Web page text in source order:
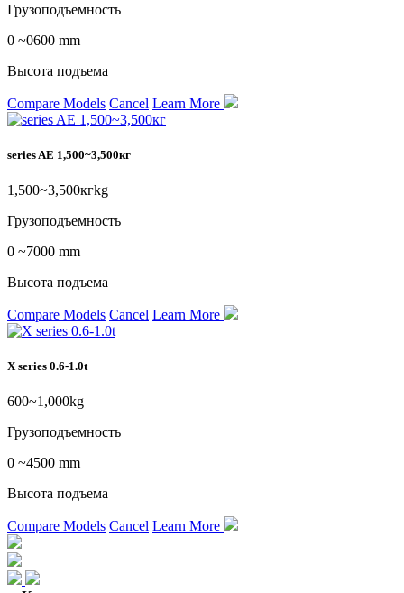
Грузоподъемность
0 ~0600 mm
Высота подъема
Compare Models Cancel Learn More
series AE 1,500~3,500кг
1,500~3,500кгkg
Грузоподъемность
0 ~7000 mm
Высота подъема
Compare Models Cancel Learn More
X series 0.6-1.0t
600~1,000kg
Грузоподъемность
0 ~4500 mm
Высота подъема
Compare Models Cancel Learn More